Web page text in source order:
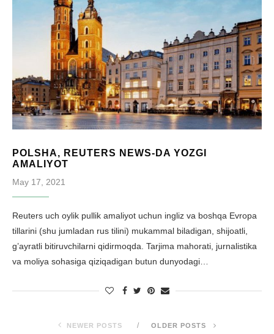
POLSHA, REUTERS NEWS-DA YOZGI
AMALIYOT
May 17, 2021
Reuters uch oylik pullik amaliyot uchun ingliz va boshqa Evropa
tillarini (shu jumladan rus tilini) mukammal biladigan, shijoatli,
g’ayratli bitiruvchilarni qidirmoqda. Tarjima mahorati, jurnalistika
va moliya sohasiga qiziqadigan butun dunyodagi…
NEWER POSTS OLDER POSTS